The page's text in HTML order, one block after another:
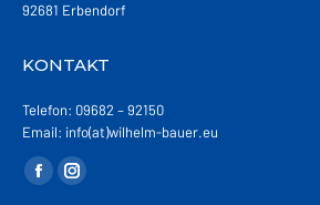
92681 Erbendorf
KONTAKT
Telefon: 09682 – 92150
Email: info(at)wilhelm-bauer.eu
Finden Sie uns auf:
FacebookInstagram